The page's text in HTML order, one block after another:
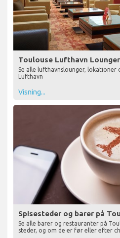
Toulouse Lufthavn Lounger
Se alle lufthavnslounger, lokationer
Lufthavn
Visning...
Spisesteder og barer på
Se alle barer og restauranter på
steder, og om de er før eller efter